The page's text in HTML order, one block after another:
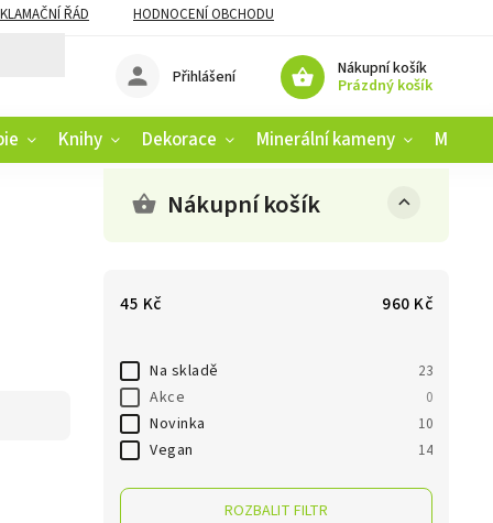
ŘÁD HODNOCENÍ OBCHODU
Nákupní košík
Prázdný košík
Přihlášení
Knihy Dekorace Minerální kameny
Nákupní košík
45 Kč 960 Kč
Na skladě 23
Akce 0
Novinka 10
Vegan 14
ROZBALIT FILTR